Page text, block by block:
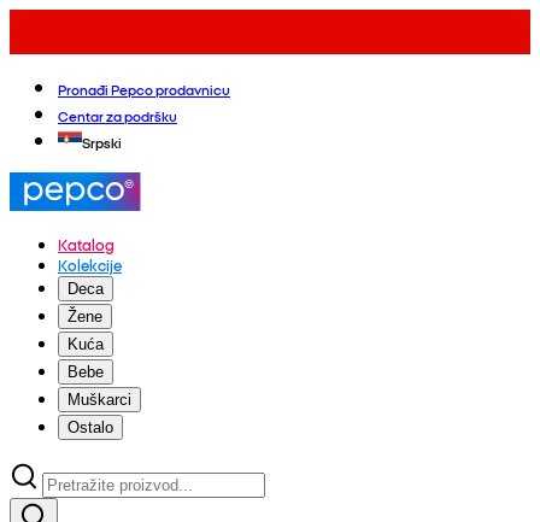
Pronađi Pepco prodavnicu
Centar za podršku
Srpski
Katalog
Kolekcije
Deca
Žene
Kuća
Bebe
Muškarci
Ostalo